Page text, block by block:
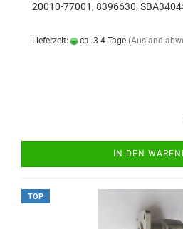
20010-77001, 8396630,
Lieferzeit: ca. 3-4 Tage (Ausland
IN DEN
TOP